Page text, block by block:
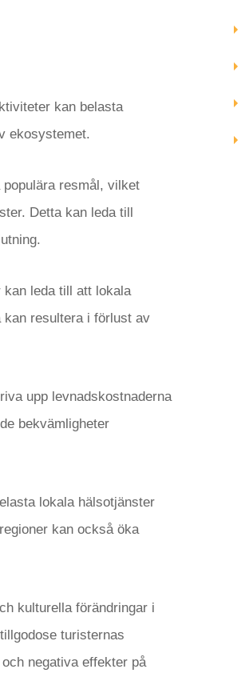
kan belasta
ekosystemet.
resmål, vilket
Detta kan leda till
leda till att lokala
resultera i förlust av
upp levnadskostnaderna
bekvämligheter
lokala hälsotjänster
kan också öka
kulturella förändringar i
turisternas
negativa effekter på